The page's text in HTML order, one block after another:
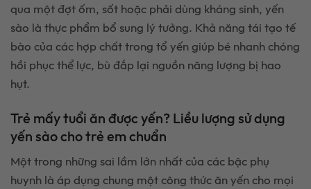
qua một đợt ốm, sốt hoặc phải dùng kháng sinh, yến
sào là thực phẩm bổ sung lý tưởng. Khả năng tái tạo tế
bào của các hợp chất trong tổ yến giúp bé nhanh chóng
hồi phục thể lực, bù đắp lại nguồn năng lượng bị hao
hụt.
Trẻ mấy tuổi ăn được yến? Liều lượng sử dụng
yến sào cho trẻ em chuẩn
Một trong những sai lầm lớn nhất của các bậc phụ
huynh là áp dụng chung một công thức ăn yến cho mọi